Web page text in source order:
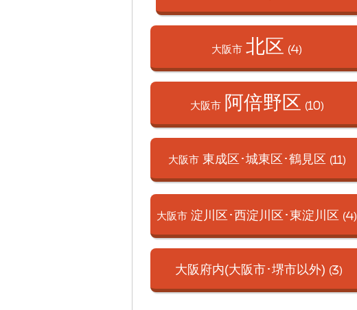
大阪市 北区 (4)
大阪市 阿倍野区 (10)
大阪市 東成区･城東区･鶴見区 (11)
大阪市 淀川区･西淀川区･東淀川区 (4)
大阪府内(大阪市･堺市以外) (3)